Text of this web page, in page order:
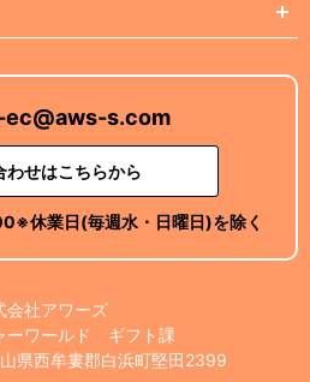
ec@aws-s.com
わせはこちらから
※休業日(毎週水・日曜日)を除く
会社アワーズ
ーワールド ギフト課
県西牟婁郡白浜町堅田2399